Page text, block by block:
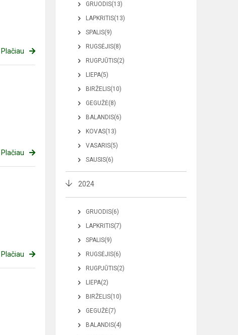
Plačiau
Plačiau
Plačiau
GRUODIS(13)
LAPKRITIS(13)
SPALIS(9)
RUGSĖJIS(8)
RUGPJŪTIS(2)
LIEPA(5)
BIRŽELIS(10)
GEGUŽĖ(8)
BALANDIS(6)
KOVAS(13)
VASARIS(5)
SAUSIS(6)
2024
GRUODIS(6)
LAPKRITIS(7)
SPALIS(9)
RUGSĖJIS(6)
RUGPJŪTIS(2)
LIEPA(2)
BIRŽELIS(10)
GEGUŽĖ(7)
BALANDIS(4)